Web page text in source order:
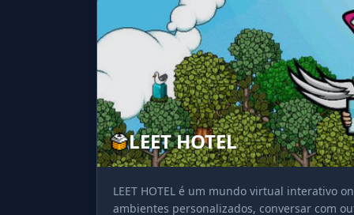
LEET HOTEL
LEET HOTEL é um mundo virtual interativo
ambientes personalizados, conversar com